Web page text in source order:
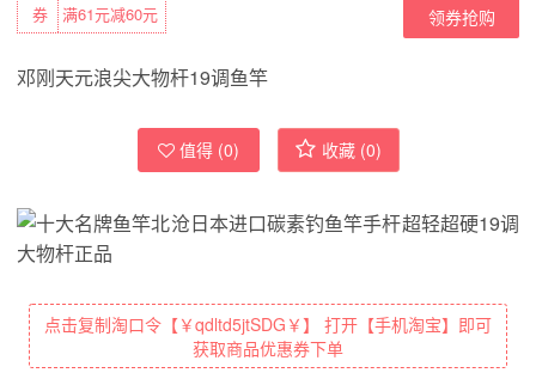
满61元减60元
券 领券抢购
邓刚天元浪尖大物杆19调鱼竿
值得 (0) 收藏 (0)
点击复制淘口令【￥qdltd5jtSDG￥】 打开【手机淘宝】即可
获取商品优惠券下单